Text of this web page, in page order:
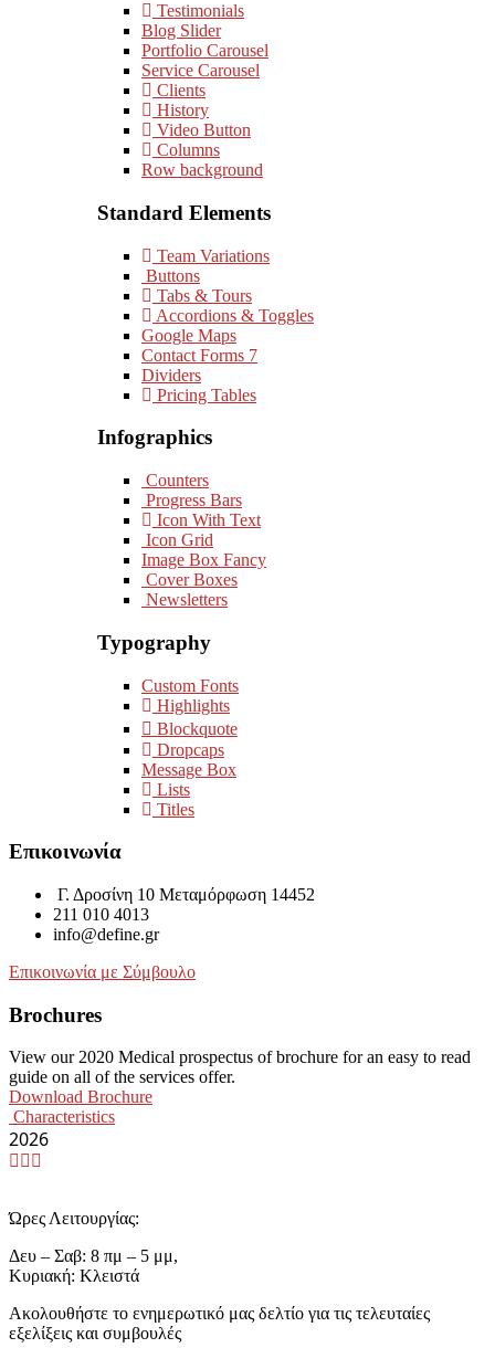
Testimonials
Blog Slider
Portfolio Carousel
Service Carousel
Clients
History
Video Button
Columns
Row background
Standard Elements
Team Variations
Buttons
Tabs & Tours
Accordions & Toggles
Google Maps
Contact Forms 7
Dividers
Pricing Tables
Infographics
Counters
Progress Bars
Icon With Text
Icon Grid
Image Box Fancy
Cover Boxes
Newsletters
Typography
Custom Fonts
Highlights
Blockquote
Dropcaps
Message Box
Lists
Titles
Επικοινωνία
Γ. Δροσίνη 10 Μεταμόρφωση 14452
211 010 4013
info@define.gr
Επικοινωνία με Σύμβουλο
Brochures
View our 2020 Medical prospectus of brochure for an easy to read
guide on all of the services offer.
Download Brochure
Characteristics
2026
Ώρες Λειτουργίας:
Δευ – Σαβ: 8 πμ – 5 μμ,
Κυριακή: Κλειστά
Ακολουθήστε το ενημερωτικό μας δελτίο για τις τελευταίες
εξελίξεις και συμβουλές